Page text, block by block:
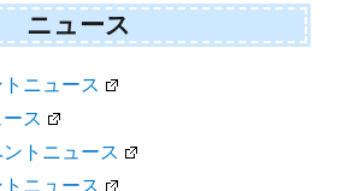
ニュース
ニュース
ス
ントニュース
ニュース